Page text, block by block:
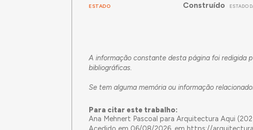
ESTADO Construído ESTADO
A informação constante desta página foi redigida
bibliográficas.
Se tem alguma memória ou informação
Para citar este trabalho:
Ana Mehnert Pascoal para Arquitectura Aqui